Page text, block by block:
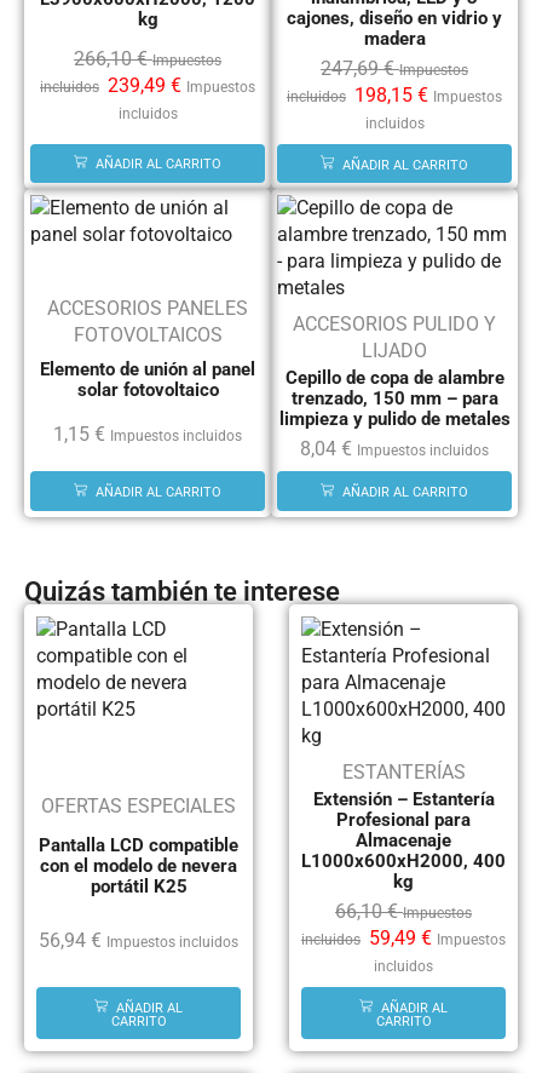
kg
266,10€ Impuestos
incluidos 239,49 € Impuestos
incluidos
AÑADIR AL CARRITO
cajones, diseño en vidrio y
madera
247,69€ Impuestos
incluidos 198,15 € Impuestos
incluidos
AÑADIR AL CARRITO
ACCESORIOS PANELES
FOTOVOLTAICOS
Elemento de unión al panel
solar fotovoltaico
1,15 € Impuestos incluidos
AÑADIR AL CARRITO
ACCESORIOS PULIDO Y
LIJADO
Cepillo de copa de alambre
trenzado, 150 mm – para
limpieza y pulido de metales
8,04 € Impuestos incluidos
AÑADIR AL CARRITO
Quizás también te interese
OFERTAS ESPECIALES
Pantalla LCD compatible
con el modelo de nevera
portátil K25
56,94 € Impuestos incluidos
AÑADIR AL
CARRITO
ESTANTERÍAS
Extensión – Estantería
Profesional para
Almacenaje
L1000x600xH2000, 400
kg
66,10€ Impuestos
incluidos 59,49 € Impuestos
incluidos
AÑADIR AL
CARRITO